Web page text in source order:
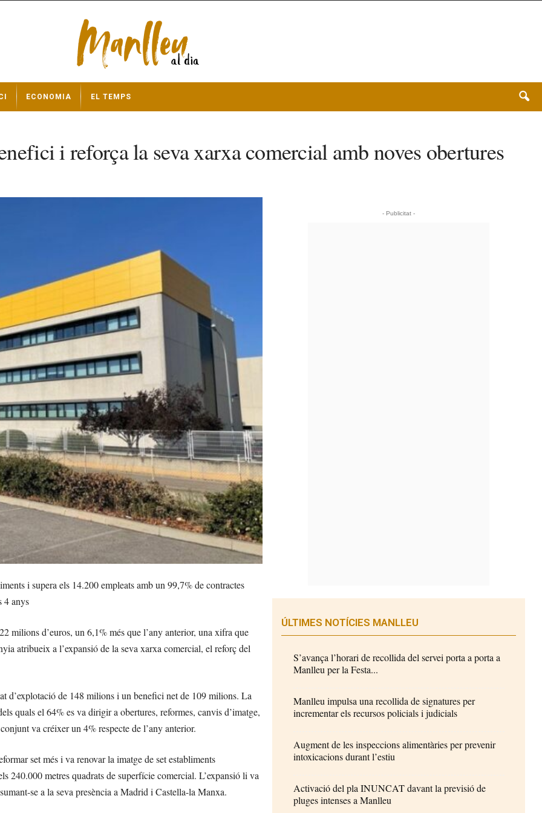
ECONOMIA EL TEMPS
i reforça la seva xarxa comercial amb noves obertures
i supera els 14.200 empleats amb un 99,7% de contractes
4 anys
milions d’euros, un 6,1% més que l’any anterior, una xifra que
atribueix a l’expansió de la seva xarxa comercial, el reforç del
d’explotació de 148 milions i un benefici net de 109 milions. La
quals el 64% es va dirigir a obertures, reformes, canvis d’imatge,
va créixer un 4% respecte de l’any anterior.
set més i va renovar la imatge de set establiments
240.000 metres quadrats de superfície comercial. L’expansió li va
se a la seva presència a Madrid i Castella-la Manxa.
- Publicitat -
ÚLTIMES NOTÍCIES MANLLEU
S’avança l’horari de recollida del servei porta a porta a
Manlleu per la Festa...
Manlleu impulsa una recollida de signatures per
incrementar els recursos policials i judicials
Augment de les inspeccions alimentàries per prevenir
intoxicacions durant l’estiu
Activació del pla INUNCAT davant la previsió de
pluges intenses a Manlleu